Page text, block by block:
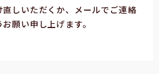
しいただくか、メールでご連絡
願い申し上げます。